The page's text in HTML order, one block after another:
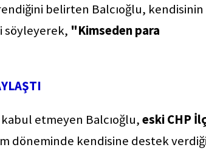
belirten Balcıoğlu, kendisinin
söyleyerek, "Kimseden para
etmeyen Balcıoğlu,eski CHP
döneminde kendisine destek